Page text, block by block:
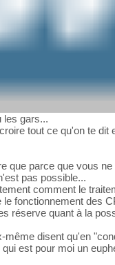
les gars...
tout ce qu'on te dit
que parce que vous
pas possible...
comment le
le fonctionnement des
réserve quant à la
même disent qu'en
est pour moi un